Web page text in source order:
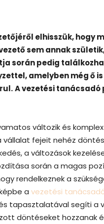
elhisszük, hogy
sem annak
során pedig
amelyben még ő is
A vezetési tanácsadó
változik és
vállalat fejeit nehéz
a változások
során a magas
rendelkeznek a
a vezetési
tapasztalatával segíti a
döntéseket hozzanak